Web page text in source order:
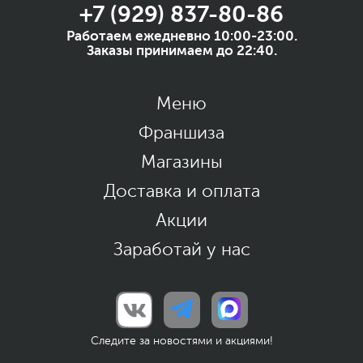
+7 (929) 837-80-86
Работаем ежедневно 10:00-23:00.
Заказы принимаем до 22:40.
Меню
Франшиза
Магазины
Доставка и оплата
Акции
Заработай у нас
Следите за новостями и акциями!